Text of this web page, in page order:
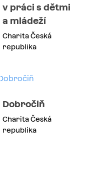
v práci s dětmi
a mládeží
Charita Česká
republika
Dobročiň
Charita Česká
republika